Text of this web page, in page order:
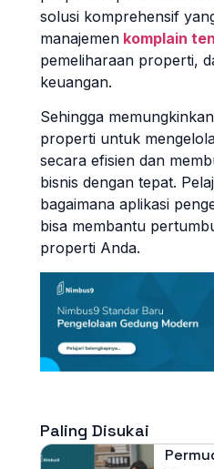
solusi komprehensif
manajemen komplain
pemeliharaan properti,
keuangan.
Sehingga
properti untuk
secara efisien dan
bisnis dengan tepat.
bagaimana aplikasi
bisa membantu
properti Anda.
Paling Disukai